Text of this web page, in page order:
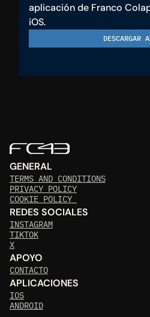
aplicación de Franco
iOS.
DESCARGAR
GENERAL
TERMS AND CONDITIONS
PRIVACY POLICY
COOKIE POLICY
REDES SOCIALES
INSTAGRAM
TIKTOK
X
APOYO
CONTACTO
APLICACIONES
IOS
ANDROID